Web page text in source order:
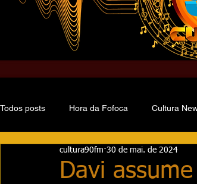
Todos posts Hora da Fofoca Cultura
Davi
cultura90fm 30 de mai. de 2024